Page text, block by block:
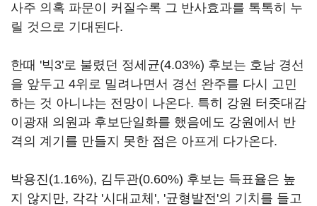
사주 의혹 파문이 커질수록 그 반사효과를 톡톡히 누
릴 것으로 기대된다.
한때 '빅3'로 불렸던 정세균(4.03%) 후보는 호남 경선
을 앞두고 4위로 밀려나면서 경선 완주를 다시 고민
하는 것 아니냐는 전망이 나온다. 특히 강원 터줏대감
이광재 의원과 후보단일화를 했음에도 강원에서 반
격의 계기를 만들지 못한 점은 아프게 다가온다.
박용진(1.16%), 김두관(0.60%) 후보는 득표율은 높
지 않지만, 각각 '시대교체', '균형발전'의 기치를 들고